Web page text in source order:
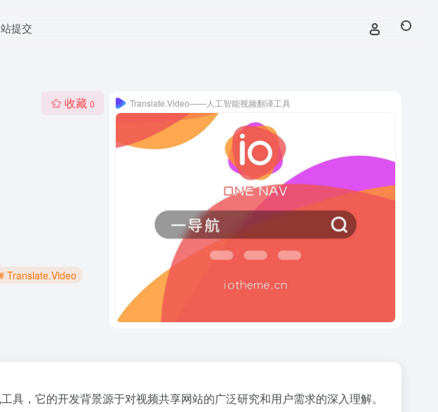
提交
收藏 0
Translate.Video
Translate.Video——人工智能视频翻译工具
具，它的开发背景源于对视频共享网站的广泛研究和用户需求的深入理解。